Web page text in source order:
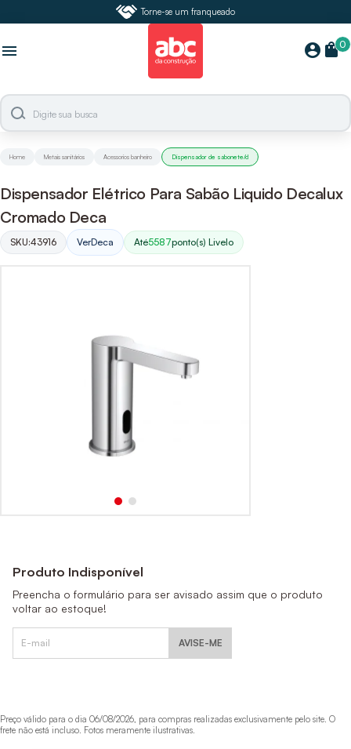
Torne-se um franqueado
menu account_circle 0
shopping_bag
Home Metais sanitários Acessorios banheiro Dispensador de sabonete/d
Dispensador Elétrico Para Sabão Liquido Decalux
Cromado Deca
SKU:43916 VerDeca Até5587ponto(s) Livelo
Produto Indisponível
Preencha o formulário para ser avisado assim que o produto
voltar ao estoque!
AVISE-ME
Preço válido para o dia 06/08/2026, para compras realizadas exclusivamente pelo site. O
frete não está incluso. Fotos meramente ilustrativas.